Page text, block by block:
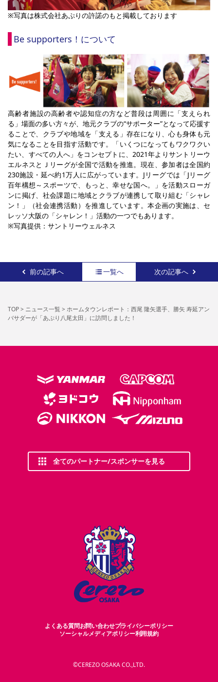
※写真は株式会社あぷりの許諾のもと掲載しております
Be supporters！について
高齢者施設の高齢者や認知症の方など普段は周囲に「支えられ
る」場面の多い方々が、地元クラブの“サポーター”となって応援す
ることで、クラブや地域を「支える」存在になり、心も身体も元
気になることを目指す活動です。「いくつになってもワクワクい
たい、すべての人へ」をコンセプトに、2021年よりサントリーウ
エルネスとＪリーグが全国で活動を推進。現在、参加者は全国約
230施設・延べ約1万人に広がっています。Jリーグでは「Jリーグ
百年構想～スポーツで、もっと、幸せな国へ。」を活動スローガ
ンに掲げ、社会課題に地域とクラブが連携して取り組む「シャレ
ン！」（社会連携活動）を推進しています。本企画の実施は、セ
レッソ大阪の「シャレン！」活動の一つでもあります。
※写真提供：サントリーウェルネス
前の記事へ 一覧へ 次の記事へ
TOP> ニュース一覧> ホームタウンレポート：西尾 隆矢選手、勝矢 寿延アン
バサダーが「あぷり八尾太田」に訪問しました！
全てのパートナー/スポンサーを見る
よくある質問お問い合わせプライバシーポリシー
ソーシャルメディアポリシー利用規約
©CEREZO OSAKA CO.,LTD.